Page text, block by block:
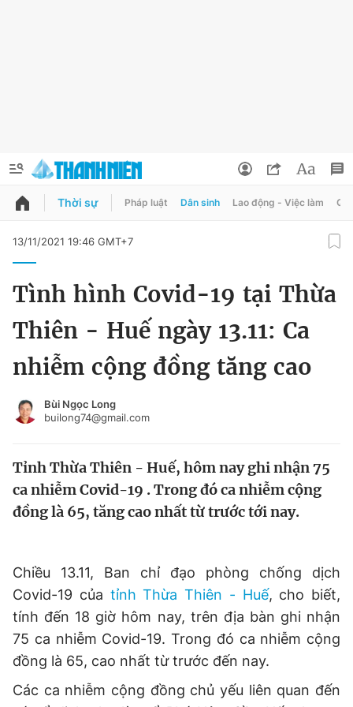
QUẢNG CÁO
Chuyên mục khác
Chào ngày mới Tin 24h
Video Magazine
Tiện ích Bạn cần biết
Thông tin tòa soạn Liên hệ quảng cáo
Đổi mật khẩu
Tin đã lưu
Tin đã xem
Đăng xuất
Thời sự Pháp luật Dân sinh Lao động - Việc làm
13/11/2021 19:46 GMT+7
Tình hình Covid-19 tại Thừa
Thiên - Huế ngày 13.11: Ca
nhiễm cộng đồng tăng cao
Bùi Ngọc Long
builong74@gmail.com
Tỉnh Thừa Thiên - Huế, hôm nay ghi nhận 75
ca nhiễm Covid-19 . Trong đó ca nhiễm cộng
đồng là 65, tăng cao nhất từ trước tới nay.
Chiều 13.11, Ban chỉ đạo phòng chống dịch
Covid-19 của tỉnh Thừa Thiên - Huế, cho biết,
tính đến 18 giờ hôm nay, trên địa bàn ghi nhận
75 ca nhiễm Covid-19. Trong đó ca nhiễm cộng
đồng là 65, cao nhất từ trước đến nay.
Các ca nhiễm cộng đồng chủ yếu liên quan đến